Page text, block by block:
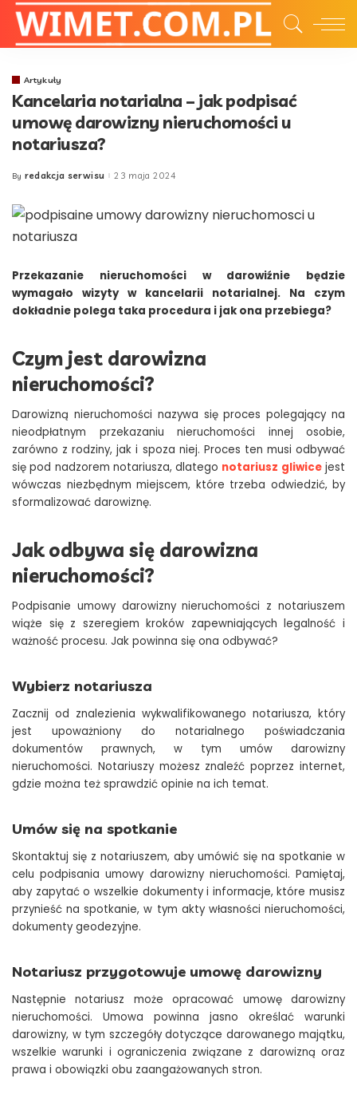
Artykuły
Kancelaria notarialna – jak podpisać
umowę darowizny nieruchomości u
notariusza?
Posted
By redakcja serwisu 23 maja 2024
Przekazanie nieruchomości w darowiźnie będzie
wymagało wizyty w kancelarii notarialnej. Na czym
dokładnie polega taka procedura i jak ona przebiega?
Czym jest darowizna
nieruchomości?
Darowizną nieruchomości nazywa się proces polegający na
nieodpłatnym przekazaniu nieruchomości innej osobie,
zarówno z rodziny, jak i spoza niej. Proces ten musi odbywać
się pod nadzorem notariusza, dlatego notariusz gliwicejest
wówczas niezbędnym miejscem, które trzeba odwiedzić, by
sformalizować darowiznę.
Jak odbywa się darowizna
nieruchomości?
Podpisanie umowy darowizny nieruchomości z notariuszem
wiąże się z szeregiem kroków zapewniających legalność i
ważność procesu. Jak powinna się ona odbywać?
Wybierz notariusza
Zacznij od znalezienia wykwalifikowanego notariusza, który
jest upoważniony do notarialnego poświadczania
dokumentów prawnych, w tym umów darowizny
nieruchomości. Notariuszy możesz znaleźć poprzez internet,
gdzie można też sprawdzić opinie na ich temat.
Umów się na spotkanie
Skontaktuj się z notariuszem, aby umówić się na spotkanie w
celu podpisania umowy darowizny nieruchomości. Pamiętaj,
aby zapytać o wszelkie dokumenty i informacje, które musisz
przynieść na spotkanie, w tym akty własności nieruchomości,
dokumenty geodezyjne.
Notariusz przygotowuje umowę darowizny
Następnie notariusz może opracować umowę darowizny
nieruchomości. Umowa powinna jasno określać warunki
darowizny, w tym szczegóły dotyczące darowanego majątku,
wszelkie warunki i ograniczenia związane z darowizną oraz
prawa i obowiązki obu zaangażowanych stron.